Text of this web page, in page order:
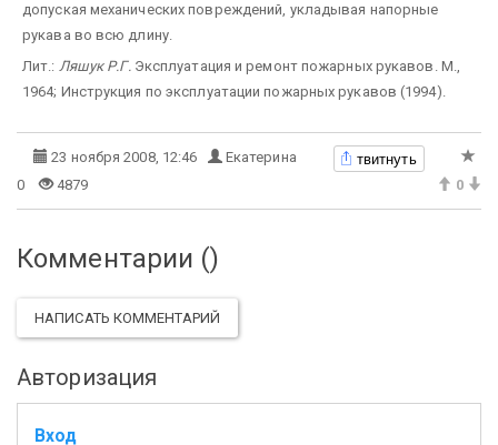
допуская механических повреждений, укладывая напорные
рукава во всю длину.
Лит.: Ляшук Р.Г.Эксплуатация и ремонт пожарных рукавов. М.,
1964; Инструкция по эксплуатации пожарных рукавов (1994).
23 ноября 2008, 12:46 Екатерина твитнуть
0 4879 0
Комментарии ()
НАПИСАТЬ КОММЕНТАРИЙ
Авторизация
Вход